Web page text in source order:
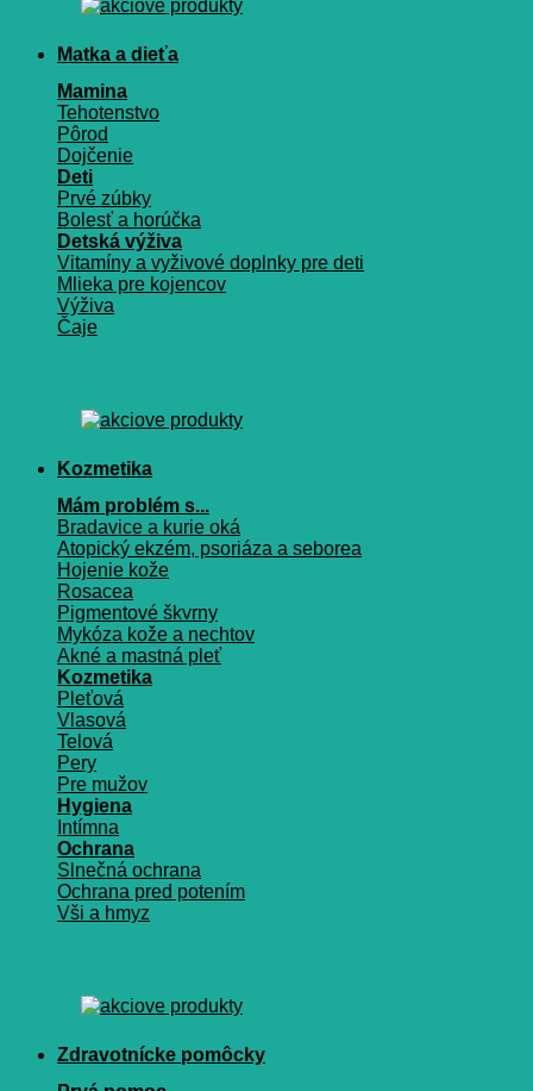
Matka a dieťa
Mamina
Tehotenstvo
Pôrod
Dojčenie
Deti
Prvé zúbky
Bolesť a horúčka
Detská výživa
Vitamíny a vyživové doplnky pre deti
Mlieka pre kojencov
Výživa
Čaje
Kozmetika
Mám problém s...
Bradavice a kurie oká
Atopický ekzém, psoriáza a seborea
Hojenie kože
Rosacea
Pigmentové škvrny
Mykóza kože a nechtov
Akné a mastná pleť
Kozmetika
Pleťová
Vlasová
Telová
Pery
Pre mužov
Hygiena
Intímna
Ochrana
Slnečná ochrana
Ochrana pred potením
Vši a hmyz
Zdravotnícke pomôcky